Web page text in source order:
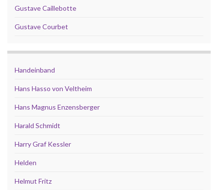
Gustave Caillebotte
Gustave Courbet
Handeinband
Hans Hasso von Veltheim
Hans Magnus Enzensberger
Harald Schmidt
Harry Graf Kessler
Helden
Helmut Fritz